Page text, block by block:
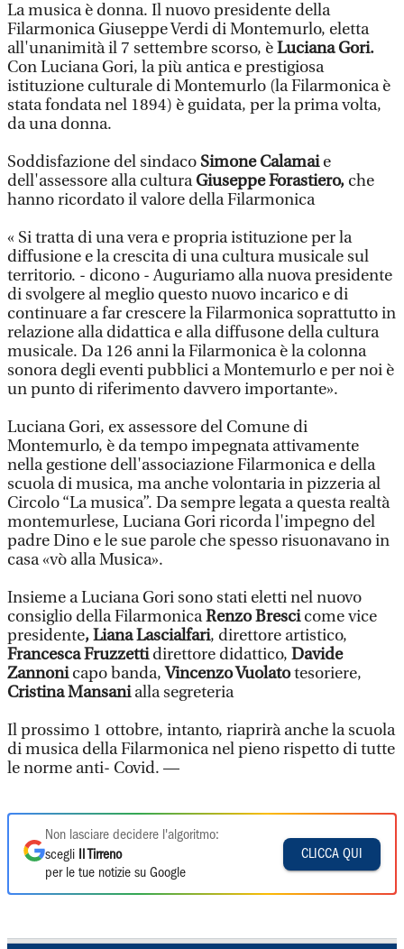
La musica è donna. Il nuovo presidente della
Filarmonica Giuseppe Verdi di Montemurlo, eletta
all'unanimità il 7 settembre scorso, èLuciana Gori.
Con Luciana Gori, la più antica e prestigiosa
istituzione culturale di Montemurlo (la Filarmonica è
stata fondata nel 1894) è guidata, per la prima volta,
da una donna.
Soddisfazione del sindaco Simone Calamaie
dell'assessore alla culturaGiuseppe Forastiero, che
hanno ricordato il valore della Filarmonica
« Si tratta di una vera e propria istituzione per la
diffusione e la crescita di una cultura musicale sul
territorio. - dicono - Auguriamo alla nuova presidente
di svolgere al meglio questo nuovo incarico e di
continuare a far crescere la Filarmonica soprattutto in
relazione alla didattica e alla diffusone della cultura
musicale. Da 126 anni la Filarmonica è la colonna
sonora degli eventi pubblici a Montemurlo e per noi è
un punto di riferimento davvero importante».
Luciana Gori, ex assessore del Comune di
Montemurlo, è da tempo impegnata attivamente
nella gestione dell'associazione Filarmonica e della
scuola di musica, ma anche volontaria in pizzeria al
Circolo “La musica”. Da sempre legata a questa realtà
montemurlese, Luciana Gori ricorda l'impegno del
padre Dino e le sue parole che spesso risuonavano in
casa «vò alla Musica».
Insieme a Luciana Gori sono stati eletti nel nuovo
consiglio della FilarmonicaRenzo Brescicome vice
presidente, Liana Lascialfari, direttore artistico,
Francesca Fruzzettidirettore didattico, Davide
Zannonicapo banda,Vincenzo Vuolatotesoriere,
Cristina Mansanialla segreteria
Il prossimo 1 ottobre, intanto, riaprirà anche la scuola
di musica della Filarmonica nel pieno rispetto di tutte
le norme anti- Covid. —
Non lasciare decidere l'algoritmo:
scegli
Il Tirreno
per le tue notizie su Google
CLICCA QUI